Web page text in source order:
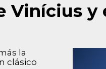
Vinícius
la
clásico